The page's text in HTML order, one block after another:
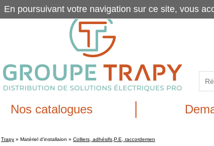
Nos catalogues
Trapy » Matériel d'installaion » Colliers, adhésifs,P.E, raccordemen
En poursuivant votre navigation sur ce site, vous